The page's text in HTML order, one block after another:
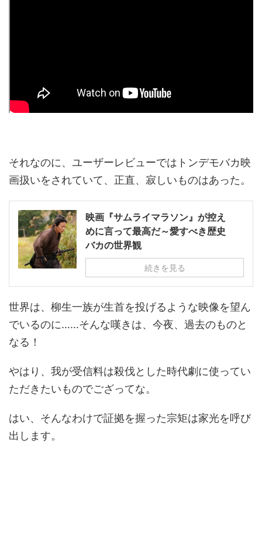
それなのに、ユーザーレビューではトンデモバカ映
画扱いをされていて、正直、寂しいものはあった。
映画『サムライマラソン』が控え
めに言って最高だ～愛すべき歴史
バカの世界観
続きを見る
世界は、柳生一族が生首を投げるような映像を望ん
でいるのに……そんな嘆きは、今夜、過去のものと
なる！
やはり、我が受信料は殺伐とした時代劇に使ってい
ただきたいものでござってな。
はい、そんなわけで証拠を握った宗矩は家光を呼び
出します。